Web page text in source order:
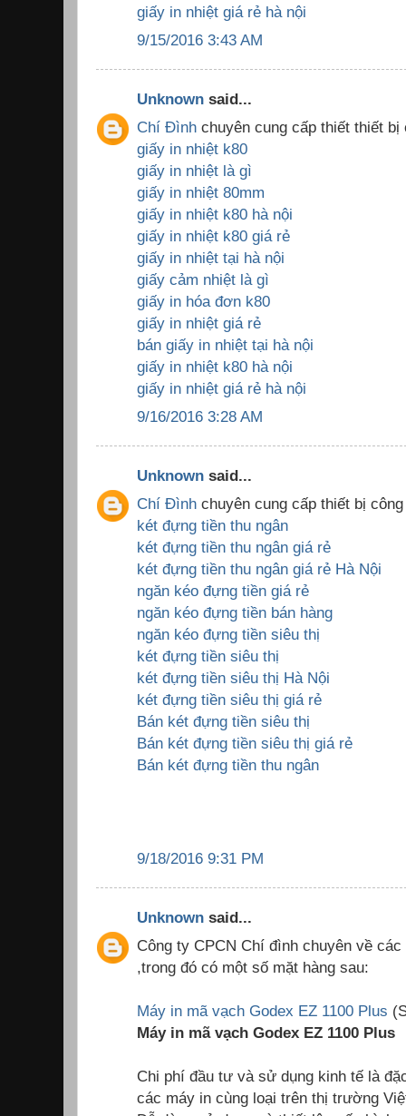
giấy in nhiệt giá rẻ hà nội
9/15/2016 3:43 AM
Unknown said...
Chí Đình chuyên cung cấp thiết thiết bị
giấy in nhiệt k80
giấy in nhiệt là gì
giấy in nhiệt 80mm
giấy in nhiệt k80 hà nội
giấy in nhiệt k80 giá rẻ
giấy in nhiệt tại hà nội
giấy cảm nhiệt là gì
giấy in hóa đơn k80
giấy in nhiệt giá rẻ
bán giấy in nhiệt tại hà nội
giấy in nhiệt k80 hà nội
giấy in nhiệt giá rẻ hà nội
9/16/2016 3:28 AM
Unknown said...
Chí Đình chuyên cung cấp thiết bị
két đựng tiền thu ngân
két đựng tiền thu ngân giá rẻ
két đựng tiền thu ngân giá rẻ Hà Nội
ngăn kéo đựng tiền giá rẻ
ngăn kéo đựng tiền bán hàng
ngăn kéo đựng tiền siêu thị
két đựng tiền siêu thị
két đựng tiền siêu thị Hà Nội
két đựng tiền siêu thị giá rẻ
Bán két đựng tiền siêu thị
Bán két đựng tiền siêu thị giá rẻ
Bán két đựng tiền thu ngân
9/18/2016 9:31 PM
Unknown said...
Công ty CPCN Chí đình chuyên về
,trong đó có một số mặt hàng sau:
Máy in mã vạch Godex EZ 1100 Plus
Máy in mã vạch Godex EZ 1100 Plus
Chi phí đầu tư và sử dụng kinh tế là
các máy in cùng loại trên thị trường